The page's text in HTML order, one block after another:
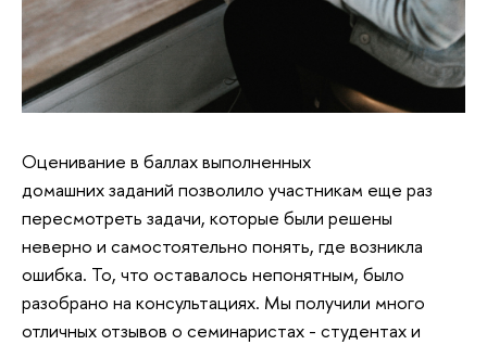
Оценивание в баллах выполненных
домашних заданий позволило участникам еще раз
пересмотреть задачи, которые были решены
неверно и самостоятельно понять, где возникла
ошибка. То, что оставалось непонятным, было
разобрано на консультациях. Мы получили много
отличных отзывов о семинаристах - студентах и